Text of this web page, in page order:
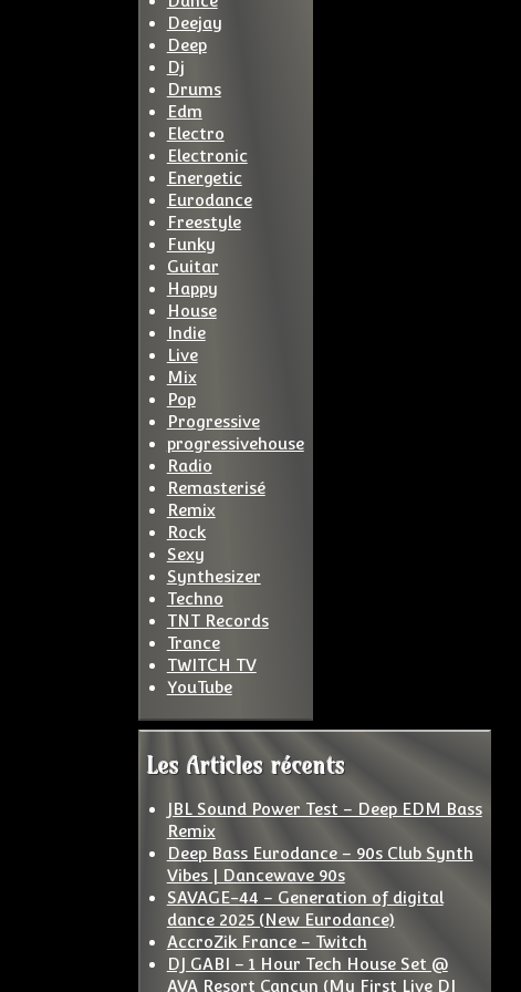
Deejay
Deep
Dj
Drums
Edm
Electro
Electronic
Energetic
Eurodance
Freestyle
Funky
Guitar
Happy
House
Indie
Live
Mix
Pop
Progressive
progressivehouse
Radio
Remasterisé
Remix
Rock
Sexy
Synthesizer
Techno
TNT Records
Trance
TWITCH TV
YouTube
Les Articles récents
JBL Sound Power Test – Deep EDM Bass
Remix
Deep Bass Eurodance – 90s Club Synth
Vibes | Dancewave 90s
SAVAGE-44 – Generation of digital
dance 2025 (New Eurodance)
AccroZik France – Twitch
DJ GABI – 1 Hour Tech House Set @
AVA Resort Cancun (My First Live DJ